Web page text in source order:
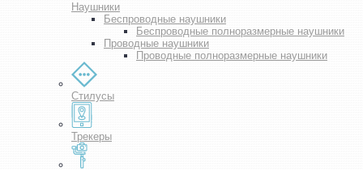
Наушники
Беспроводные наушники
Беспроводные полноразмерные наушники
Проводные наушники
Проводные полноразмерные наушники
Стилусы
Трекеры